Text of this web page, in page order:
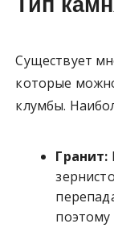
Существует
которые
клумбы.
Гранит: